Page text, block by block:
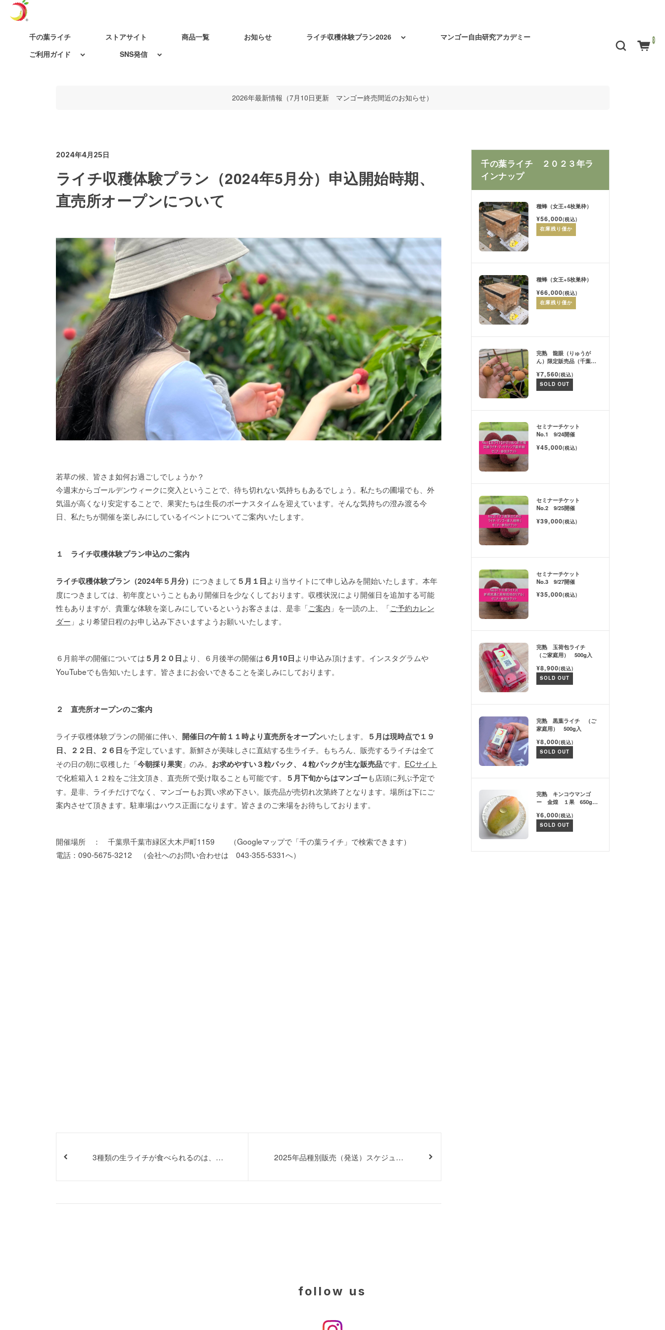
千の葉ライチ ストアサイト 商品一覧 お知らせ ライチ収穫体験プラン2026
マンゴー自由研究アカデミー
ご利用ガイド
SNS発信
0
2026年最新情報（7月10日更新 マンゴー終売間近のお知らせ）
2024年4月25日
ライチ収穫体験プラン（2024年5月分）申込開始時期、
直売所オープンについて
若草の候、皆さま如何お過ごしでしょうか？
今週末からゴールデンウィークに突入ということで、待ち切れない気持ちもあるでしょう。私たちの圃場でも、外
気温が高くなり安定することで、果実たちは生長のボーナスタイムを迎えています。そんな気持ちの澄み渡る今
日、私たちが開催を楽しみにしているイベントについてご案内いたします。
１ ライチ収穫体験プラン申込のご案内
ライチ収穫体験プラン（2024年５月分） につきまして ５月１日より当サイトにて申し込みを開始いたします。本年
度につきましては、初年度ということもあり開催日を少なくしております。収穫状況により開催日を追加する可能
性もありますが、貴重な体験を楽しみにしているというお客さまは、是非「ご案内 」を一読の上、「ご予約カレン
ダー 」より希望日程のお申し込み下さいますようお願いいたします。
６月前半の開催については５月２０日より、６月後半の開催は６月10日より申込み頂けます。インスタグラムや
YouTubeでも告知いたします。皆さまにお会いできることを楽しみにしております。
２ 直売所オープンのご案内
ライチ収穫体験プランの開催に伴い、 開催日の午前１１時より直売所をオープンいたします。
５月は現時点で１９
日、２２日、２６日を予定しています。新鮮さが美味しさに直結する生ライチ。もちろん、販売するライチは全て
その日の朝に収穫した「今朝採り果実」のみ。 お求めやすい３粒パック、４粒パックが主な販売品です。 ECサイト
で化粧箱入１２粒をご注文頂き、直売所で受け取ることも可能です。
５月下旬からはマンゴーも店頭に列ぶ予定で
す。是非、ライチだけでなく、マンゴーもお買い求め下さい。販売品が売切れ次第終了となります。場所は下にご
案内させて頂きます。駐車場はハウス正面になります。皆さまのご来場をお待ちしております。
開催場所 ： 千葉県千葉市緑区大木戸町1159 （Googleマップで「千の葉ライチ」で検索できます）
電話：090-5675-3212 （会社へのお問い合わせは 043-355-5331へ）
3種類の生ライチが食べられるのは、今
2025年品種別販売（発送）スケジュー
千の葉ライチ ２０２３年ラ
インナップ
種蜂（女王+4枚巣枠）
¥56,000(税込)
在庫残り僅か
種蜂（女王+5枚巣枠）
¥66,000(税込)
在庫残り僅か
完熟 龍眼（りゅうが
ん）限定販売品（千葉市
¥7,560(税込)
SOLD OUT
セミナーチケット
No.1 9/24開催
¥45,000(税込)
セミナーチケット
No.2 9/25開催
¥39,000(税込)
セミナーチケット
No.3 9/27開催
¥35,000(税込)
完熟 玉荷包ライチ
（ご家庭用） 500g入
¥8,900(税込)
SOLD OUT
完熟 黒葉ライチ （ご
家庭用） 500g入
¥8,000(税込)
SOLD OUT
完熟 キンコウマンゴ
ー 金煌 １果 650g以
¥6,000(税込)
SOLD OUT
follow us